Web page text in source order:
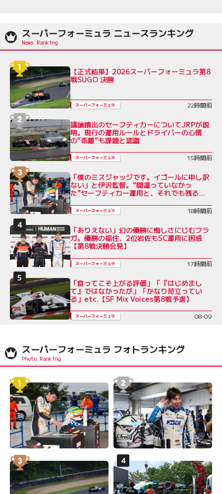
スーパーフォーミュラ ニュースランキング
【正式結果】2026スーパーフォーミュラ第8
戦SUGO 決勝
スーパーフォーミュラ 22時間前
議論噴出のセーフティカーについてJRPが説
明。現行の運用ルールとドライバーの心情
の”乖離”も課題と認識
スーパーフォーミュラ 15時間前
「僕のミスジャッジです。イゴールに申し訳
ない」と伊沢監督。“間違っていなかっ
た”セーフティカー運用と、それでも残る不
スーパーフォーミュラ 18時間前
「ありえない」幻の優勝に悔しさにじむフラ
ガ。優勝の福住、2位岩佐もSC運用に困惑
【第8戦決勝会見】
スーパーフォーミュラ 17時間前
「食ってこそ上がる評価」「『はじめまし
て』ではなかったが」「かなり苛立ってい
る」etc.【SF Mix Voices第8戦予選】
スーパーフォーミュラ 08-09
スーパーフォーミュラ フォトランキング